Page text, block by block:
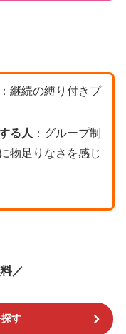
：継続の縛り付きプ
る人 ：グループ制
物足りなさを感じ
／
す